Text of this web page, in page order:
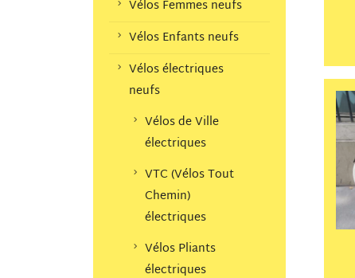
Vélos Femmes neufs
Vélos Enfants neufs
Vélos électriques
neufs
Vélos de Ville
électriques
VTC (Vélos Tout
Chemin)
électriques
Vélos Pliants
électriques